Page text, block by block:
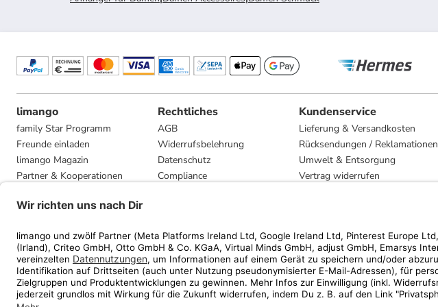
limango
family Star Programm
Freunde einladen
limango Magazin
Partner & Kooperationen
Presse
Rechtliches
AGB
Widerrufsbelehrung
Datenschutz
Compliance
Kundenservice
Lieferung & Versandkosten
Rücksendungen / Reklamationen
Umwelt & Entsorgung
Vertrag widerrufen